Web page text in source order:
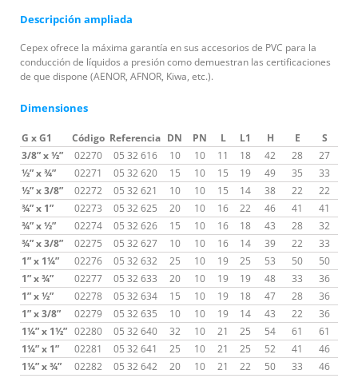
Descripción ampliada
Cepex ofrece la máxima garantía en sus accesorios de PVC para la
conducción de líquidos a presión como demuestran las certificaciones
de que dispone (AENOR, AFNOR, Kiwa, etc.).
Dimensiones
G x G1 Código Referencia DN PN L L1 H E
S
3/8” x ½”
02270 05 32 616 10 10 11 18 42 28
27
½” x ¾”
02271 05 32 620 15 10 15 19 49 35
33
½” x 3/8”
02272 05 32 621 10 10 15 14 38 22
22
¾” x 1”
02273 05 32 625 20 10 16 22 46 41
41
¾” x ½”
02274 05 32 626 15 10 16 18 43 28
32
¾” x 3/8”
02275 05 32 627 10 10 16 14 39 22
33
1” x 1¼”
02276 05 32 632 25 10 19 25 53 50
50
1” x ¾”
02277 05 32 633 20 10 19 19 48 33
36
1” x ½”
02278 05 32 634 15 10 19 18 47 28
36
1” x 3/8”
02279 05 32 635 10 10 19 14 43 22
36
1¼” x 1½” 02280 05 32 640 32 10 21 25 54 61
61
1¼” x 1”
02281 05 32 641 25 10 21 25 52 41
46
1¼” x ¾”
02282 05 32 642 20 10 21 22 50 33
46